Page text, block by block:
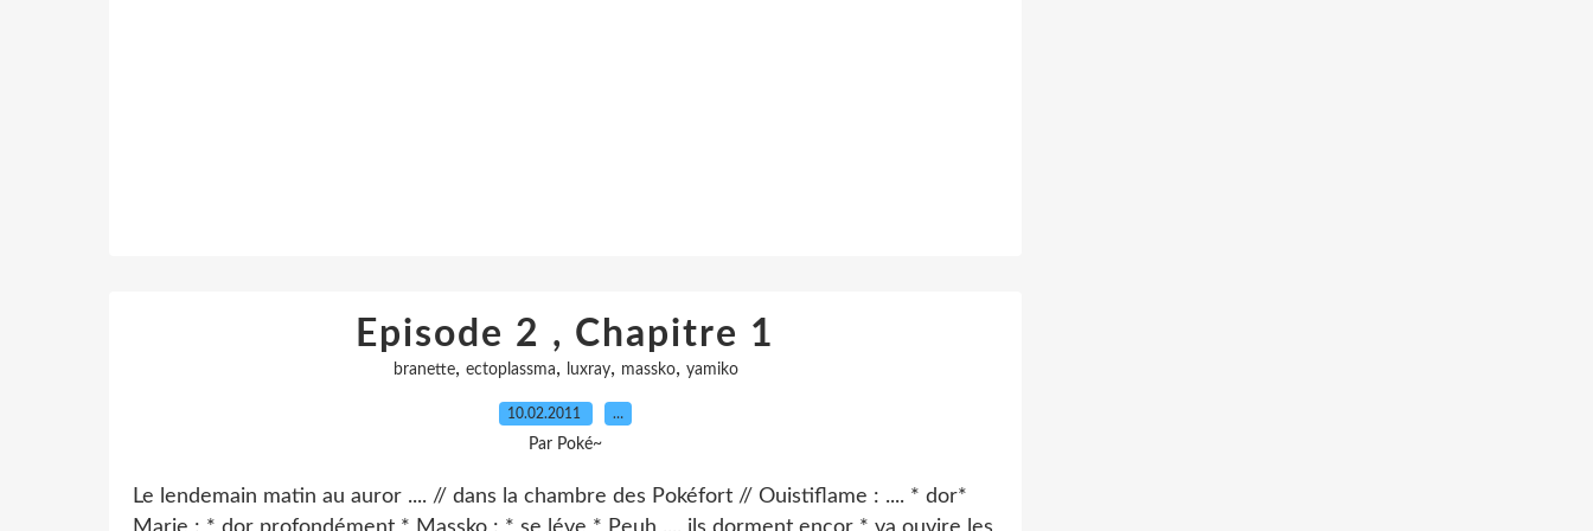
Episode 2 , Chapitre 1
branette, ectoplassma, luxray, massko, yamiko
10.02.2011 …
Par Poké~
Le lendemain matin au auror .... // dans la chambre des Pokéfort // Ouistiflame : .... * dor*